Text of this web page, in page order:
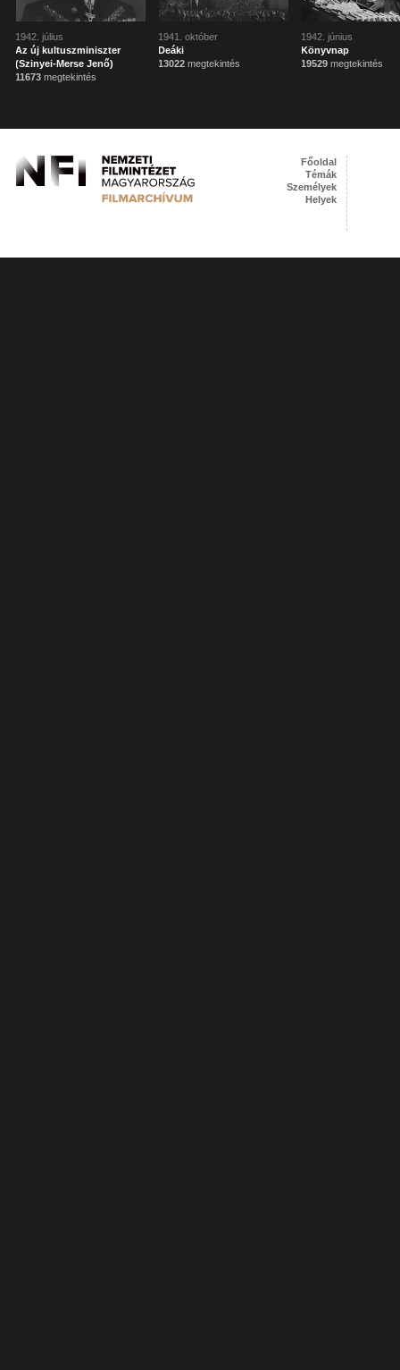
1942. július
Az új kultuszminiszter
(Szinyei-Merse Jenő)
11673 megtekintés
1941. október
Deáki
13022 megtekintés
1942. június
Könyvnap
19529 megtekintés
Főoldal
Témák
Személyek
Helyek